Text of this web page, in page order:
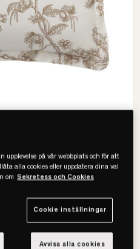
upplevelse på vår webbplats och för att
alla cookies eller uppdatera dina val
om Sekretess och Cookies
Cookie inställningar
Avvisa alla cookies